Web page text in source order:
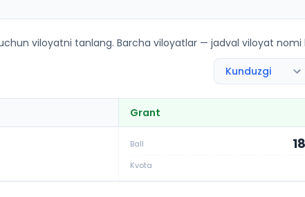
kirish ballari va kvotalar
viloyatni tanlang. Barcha viloyatlar — jadval viloyat
Grant
Ball
Kvota